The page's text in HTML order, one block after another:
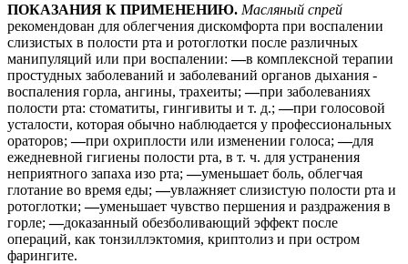
ПОКАЗАНИЯ К ПРИМЕНЕНИЮ. Масляный спрей
рекомендован для облегчения дискомфорта при воспалении
слизистых в полости рта и ротоглотки после различных
манипуляций или при воспалении:―в комплексной терапии
простудных заболеваний и заболеваний органов дыхания -
воспаления горла, ангины, трахеиты;―при заболеваниях
полости рта: стоматиты, гингивиты и т. д.;―при голосовой
усталости, которая обычно наблюдается у профессиональных
ораторов;―при охриплости или изменении голоса;―для
ежедневной гигиены полости рта, в т. ч. для устранения
неприятного запаха изо рта;―уменьшает боль, облегчая
глотание во время еды;―увлажняет слизистую полости рта и
ротоглотки;―уменьшает чувство першения и раздражения в
горле;―доказанный обезболивающий эффект после
операций, как тонзиллэктомия, криптолиз и при остром
фарингите.